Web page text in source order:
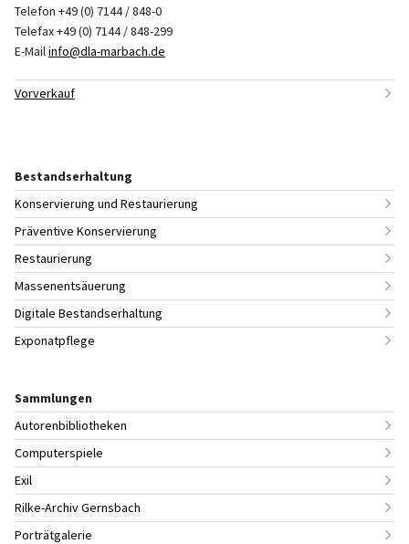
Telefon +49 (0) 7144 / 848-0
Telefax +49 (0) 7144 / 848-299
E-Mail info@dla-marbach.de
Vorverkauf
Bestandserhaltung
Konservierung und Restaurierung
Präventive Konservierung
Restaurierung
Massenentsäuerung
Digitale Bestandserhaltung
Exponatpflege
Sammlungen
Autorenbibliotheken
Computerspiele
Exil
Rilke-Archiv Gernsbach
Porträtgalerie